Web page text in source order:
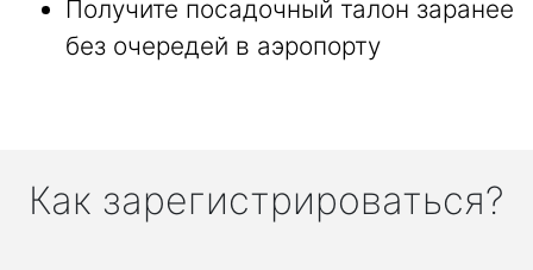
Получите посадочный талон заранее
без очередей в аэропорту
Как зарегистрироваться?